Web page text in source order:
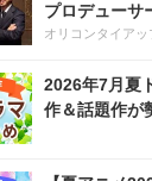
プロデューサ
オリコンタイアッ
2026年7月夏
作＆話題作が